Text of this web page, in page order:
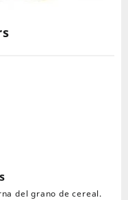
del grano de cereal.